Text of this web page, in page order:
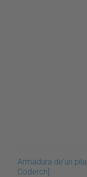
Armadura de'un
Coderch]